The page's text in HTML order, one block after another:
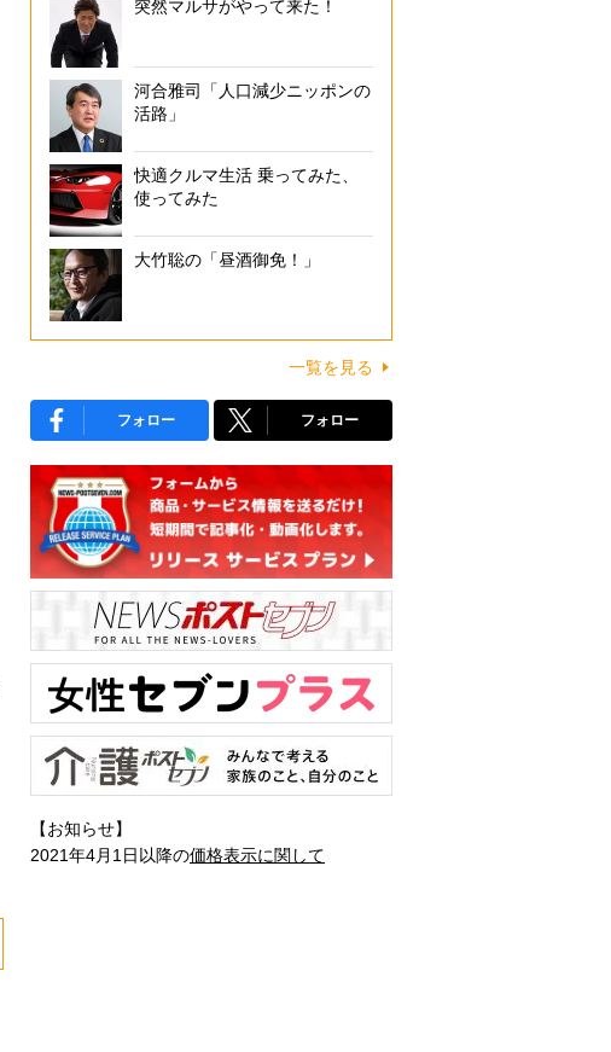
突然マルサがやって来た！
河合雅司「人口減少ニッポンの
活路」
快適クルマ生活 乗ってみた、
使ってみた
大竹聡の「昼酒御免！」
一覧を見る
フォロー フォロー
【お知らせ】
2021年4月1日以降の価格表示に関して